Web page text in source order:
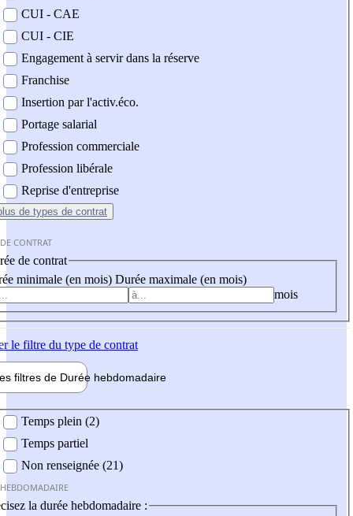
CUI - CAE
CUI - CIE
Engagement à servir dans la réserve
Franchise
Insertion par l'activ.éco.
Portage salarial
Profession commerciale
Profession libérale
Reprise d'entreprise
de types de contrat
CONTRAT
de contrat
minimale (en mois) Durée maximale (en mois)
mois
le filtre du type de contrat
filtres de Durée hebdomadaire
Temps plein (2)
Temps partiel
Non renseignée (21)
la durée hebdomadaire :